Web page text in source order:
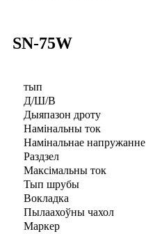
SN-75W
тып
Д/Ш/В
Дыяпазон дроту
Намінальны ток
Намінальнае напружанне
Раздзел
Максімальны ток
Тып шрубы
Вокладка
Пылаахоўны чахол
Маркер